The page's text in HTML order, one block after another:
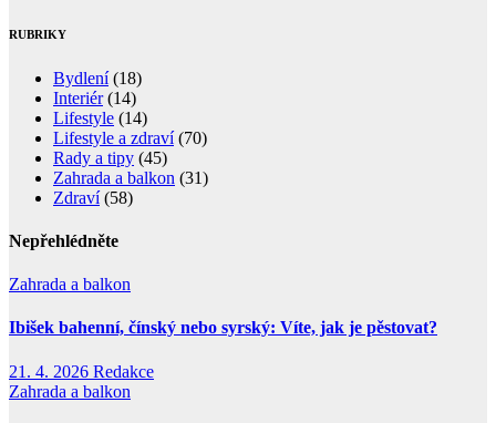
RUBRIKY
Bydlení(18)
Interiér(14)
Lifestyle (14)
Lifestyle a zdraví(70)
Rady a tipy (45)
Zahrada a balkon (31)
Zdraví(58)
Nepřehlédněte
Zahrada a balkon
Ibišek bahenní, čínský nebo syrský: Víte, jak je pěstovat?
21. 4. 2026 Redakce
Zahrada a balkon